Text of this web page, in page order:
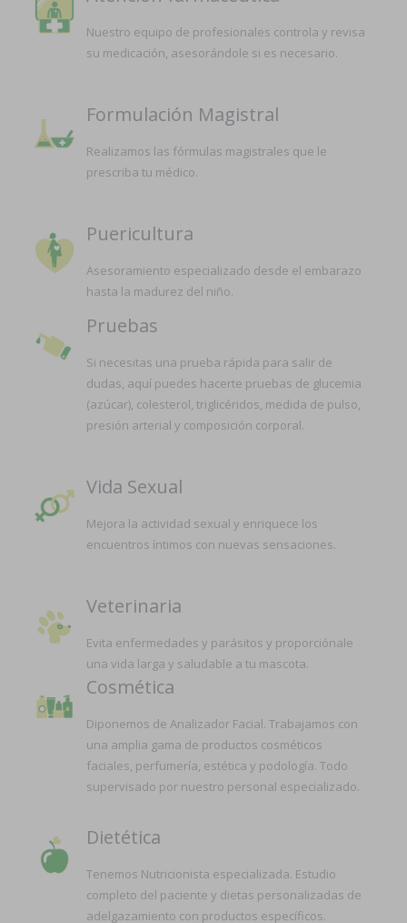
Nuestro equipo de profesionales controla y revisa
su medicación, asesorándole si es necesario.
Formulación Magistral
Realizamos las fórmulas magistrales que le
prescriba tu médico.
Puericultura
Asesoramiento especializado desde el embarazo
hasta la madurez del niño.
Pruebas
Si necesitas una prueba rápida para salir de
dudas, aquí puedes hacerte pruebas de glucemia
(azúcar), colesterol, triglicéridos, medida de pulso,
presión arterial y composición corporal.
Vida Sexual
Mejora la actividad sexual y enriquece los
encuentros íntimos con nuevas sensaciones.
Veterinaria
Evita enfermedades y parásitos y proporciónale
una vida larga y saludable a tu mascota.
Cosmética
Diponemos de Analizador Facial. Trabajamos con
una amplia gama de productos cosméticos
faciales, perfumería, estética y podología. Todo
supervisado por nuestro personal especializado.
Dietética
Tenemos Nutricionista especializada. Estudio
completo del paciente y dietas personalizadas de
adelgazamiento con productos específicos.